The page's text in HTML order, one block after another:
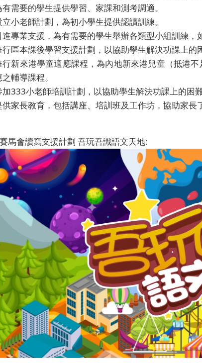
有需要的學生提供學習、家課和測考調適。
立小老師計劃，為初小學生提供認讀訓練。
進專業支援，為有需要的學生舉辦各類型小組訓練，
行區本課後學習支援計劃，以協助學生解決功課上的
行新來港學童適應課程，為內地新來港兒童（抵港
之輔導課程。
加333小老師培訓計劃，以協助學生解決功課上的困難
供家長教育，包括講座、培訓班及工作坊，協助家長
馬會讀寫支援計劃 吾玩吾識語文天地: